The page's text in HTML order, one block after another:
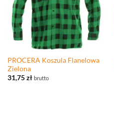
PROCERA Koszula Flanelowa
Zielona
31,75zł brutto